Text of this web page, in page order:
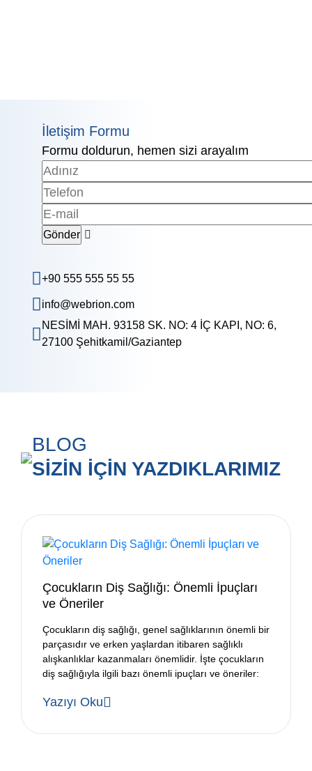
İletişim Formu
Formu doldurun, hemen sizi arayalım
+90 555 555 55 55
info@webrion.com
NESİMİ MAH. 93158 SK. NO: 4 İÇ KAPI, NO: 6,
27100 Şehitkamil/Gaziantep
BLOG
SİZİN İÇİN YAZDIKLARIMIZ
Çocukların Diş Sağlığı: Önemli İpuçları
ve Öneriler
Çocukların diş sağlığı, genel sağlıklarının önemli bir
parçasıdır ve erken yaşlardan itibaren sağlıklı
alışkanlıklar kazanmaları önemlidir. İşte çocukların
diş sağlığıyla ilgili bazı önemli ipuçları ve öneriler:
Yazıyı Oku